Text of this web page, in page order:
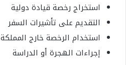
استخراج رخصة قيادة دولية
التقديم على تأشيرات السفر
استخدام الرخصة خارج المملكة
إجراءات الهجرة أو الدراسة